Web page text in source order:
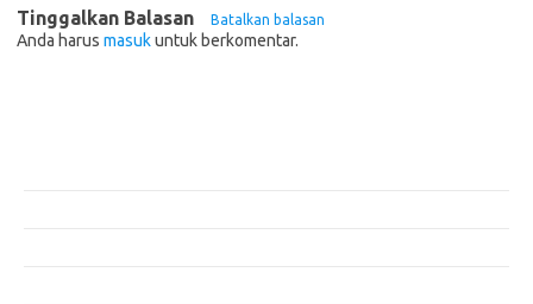
Tinggalkan Balasan Batalkan balasan
Anda harus masukuntuk berkomentar.